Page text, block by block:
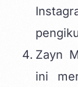
Zayn
ini